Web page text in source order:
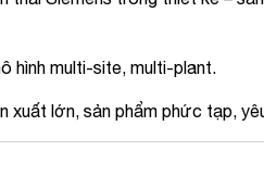
hình multi-site, multi-plant.
xuất lớn, sản phẩm phức tạp,